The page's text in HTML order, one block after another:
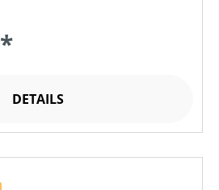
DETAILS